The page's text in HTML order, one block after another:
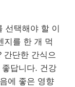
선택해야 할 이
지를 한 개 먹
간단한 간식으
답니다. 건강
에 좋은 영향